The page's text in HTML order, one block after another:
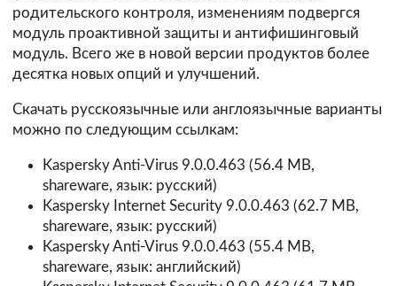
родительского контроля, изменениям подвергся
модуль проактивной защиты и антифишинговый
модуль. Всего же в новой версии продуктов более
десятка новых опций и улучшений.
Скачать русскоязычные или англоязычные варианты
можно по следующим ссылкам:
Kaspersky Anti-Virus 9.0.0.463 (56.4 MB,
shareware, язык: русский)
Kaspersky Internet Security 9.0.0.463 (62.7 MB,
shareware, язык: русский)
Kaspersky Anti-Virus 9.0.0.463 (55.4 MB,
shareware, язык: английский)